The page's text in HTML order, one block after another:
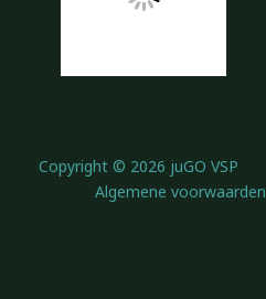
Copyright © 2026 juGO VSP
Algemene voorwaarden